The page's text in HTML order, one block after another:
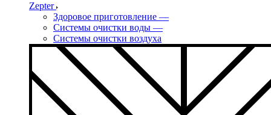
Zepter
Здоровое приготовление —
Системы очистки воды —
Системы очистки воздуха